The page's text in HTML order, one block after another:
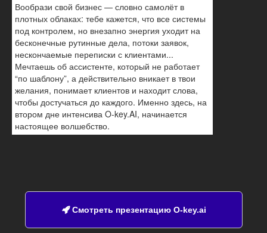
Вообрази свой бизнес — словно самолёт в
плотных облаках: тебе кажется, что все системы
под контролем, но внезапно энергия уходит на
бесконечные рутинные дела, потоки заявок,
нескончаемые переписки с клиентами...
Мечтаешь об ассистенте, который не работает
“по шаблону”, а действительно вникает в твои
желания, понимает клиентов и находит слова,
чтобы достучаться до каждого. Именно здесь, на
втором дне интенсива O-key.AI, начинается
настоящее волшебство.
Смотреть презентацию O-key.ai